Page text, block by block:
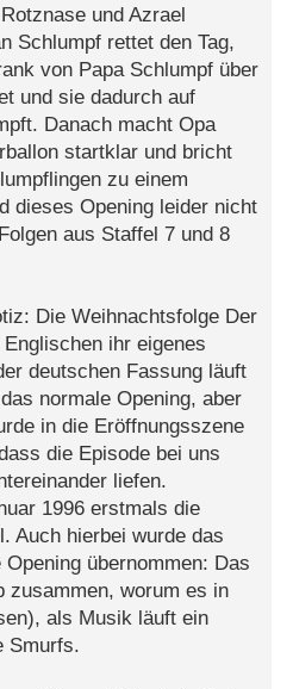
und Azrael
Schlumpf rettet den Tag,
von Papa Schlumpf über
und sie dadurch auf
Danach macht Opa
startklar und bricht
zu einem
dieses Opening leider nicht
aus Staffel 7 und 8
Die Weihnachtsfolge Der
ihr eigenes
deutschen Fassung läuft
normale Opening, aber
in die Eröffnungsszene
die Episode bei uns
liefen.
1996 erstmals die
Auch hierbei wurde das
übernommen: Das
zusammen, worum es in
als Musik läuft ein
Smurfs.